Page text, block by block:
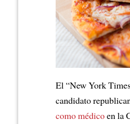
El “New York
candidato
como médicoen la